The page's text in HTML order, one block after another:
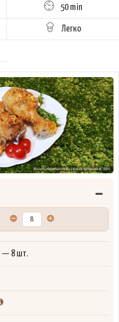
50 min
Легко
— 8 шт.